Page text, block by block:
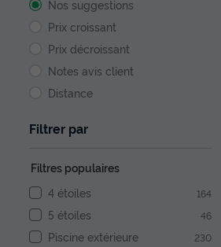
Nos suggestions
Prix croissant
Prix décroissant
Notes avis client
Distance
Filtrer par
Filtres populaires
4 étoiles
164
5 étoiles 46
Piscine extérieure 230